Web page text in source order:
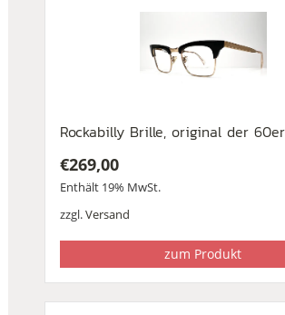
Rockabilly Brille, original der
€269,00
Enthält 19% MwSt.
zzgl.Versand
zum Produkt